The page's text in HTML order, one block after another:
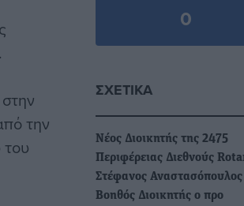
την
0
ΣΧΕΤΙΚΆ
Νέος Διοικητής της 2475
Περιφέρειας Διεθνούς
Στέφανος
Βοηθός Διοικητής ο προ